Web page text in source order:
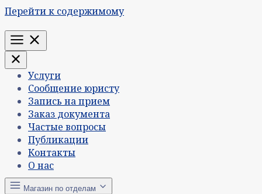
Перейти к содержимому
Меню
Услуги
Сообщение юристу
Запись на прием
Заказ документа
Частые вопросы
Публикации
Контакты
О нас
Магазин по отделам